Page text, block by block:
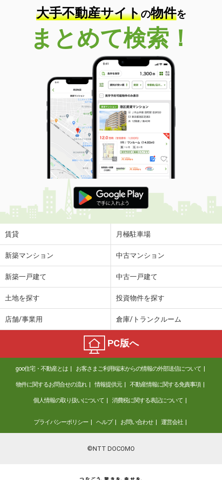
大手不動産サイトの物件を
まとめて検索！
賃貸 月極駐車場
新築マンション 中古マンション
新築一戸建て 中古一戸建て
土地を探す 投資物件を探す
店舗/事業用 倉庫/トランクルーム
PC版へ
goo住宅・不動産とは お客さまご利用端末からの情報の外部送信について
物件に関するお問合せの流れ 情報提供元 不動産情報に関する免責事項
個人情報の取り扱いについて 消費税に関する表記について
プライバシーポリシー ヘルプ お問い合わせ 運営会社
©NTT DOCOMO